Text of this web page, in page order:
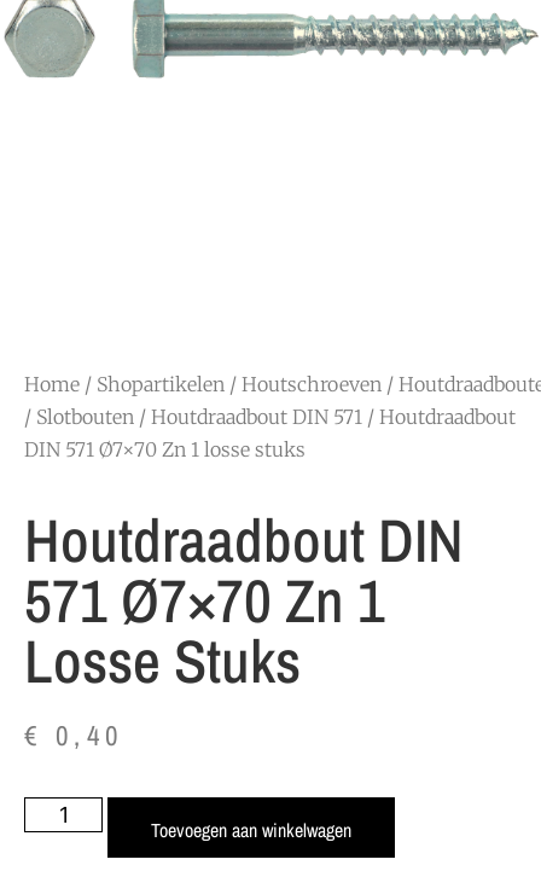
Home / Shopartikelen / Houtschroeven /
/ Slotbouten / Houtdraadbout DIN 571 / Houtdraadbout
DIN 571 Ø7×70 Zn 1 losse stuks
Houtdraadbout DIN
571 Ø7×70 Zn 1
Losse Stuks
€ 0,40
Toevoegen aan winkelwagen